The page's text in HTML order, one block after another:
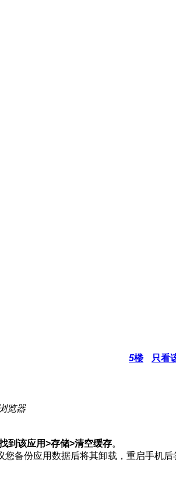
5楼 只看
览器
到该应用>存储>清空缓存。
备份应用数据后将其卸载，重启手机后